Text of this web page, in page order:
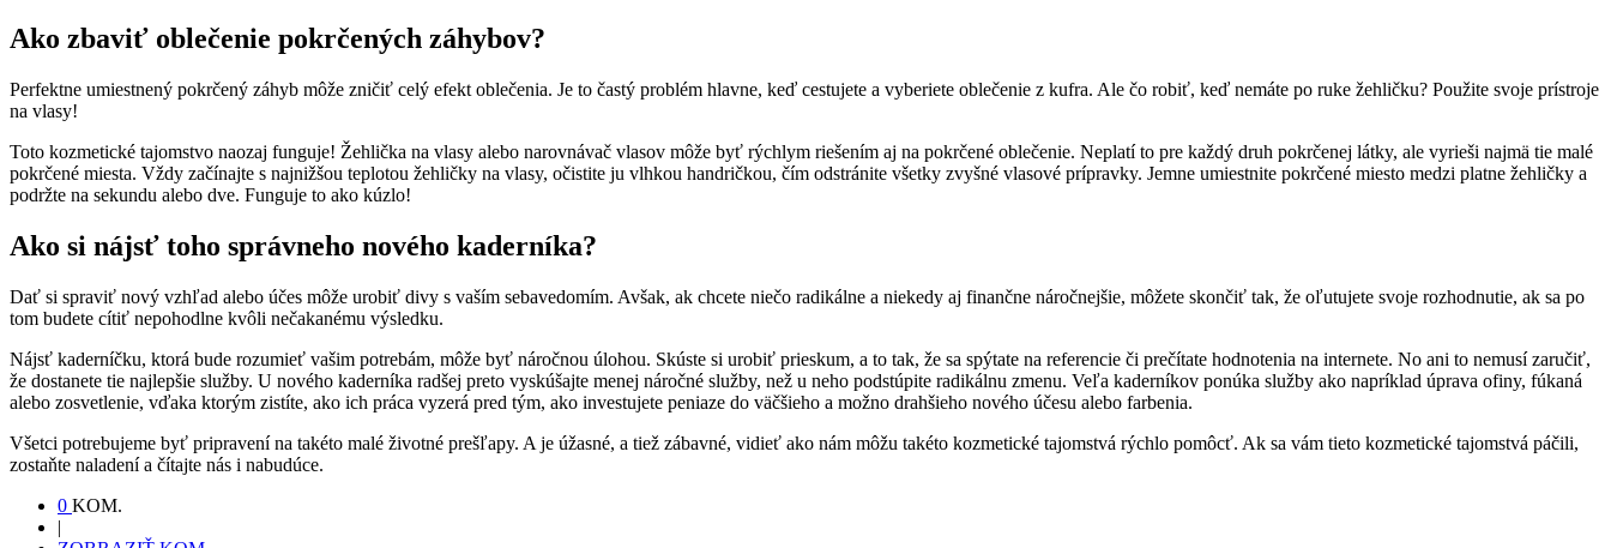
Ako zbaviť oblečenie pokrčených záhybov?
Perfektne umiestnený pokrčený záhyb môže zničiť celý efekt oblečenia. Je to častý problém hlavne, keď cestujete a vyberiete oblečenie z kufra. Ale čo robiť, keď nemáte po ruke žehličku? Použite svoje prístroje
na vlasy!
Toto kozmetické tajomstvo naozaj funguje! Žehlička na vlasy alebo narovnávač vlasov môže byť rýchlym riešením aj na pokrčené oblečenie. Neplatí to pre každý druh pokrčenej látky, ale vyrieši najmä tie malé
pokrčené miesta. Vždy začínajte s najnižšou teplotou žehličky na vlasy, očistite ju vlhkou handričkou, čím odstránite všetky zvyšné vlasové prípravky. Jemne umiestnite pokrčené miesto medzi platne žehličky a
podržte na sekundu alebo dve. Funguje to ako kúzlo!
Ako si nájsť toho správneho nového kaderníka?
Dať si spraviť nový vzhľad alebo účes môže urobiť divy s vaším sebavedomím. Avšak, ak chcete niečo radikálne a niekedy aj finančne náročnejšie, môžete skončiť tak, že oľutujete svoje rozhodnutie, ak sa po
tom budete cítiť nepohodlne kvôli nečakanému výsledku.
Nájsť kaderníčku, ktorá bude rozumieť vašim potrebám, môže byť náročnou úlohou. Skúste si urobiť prieskum, a to tak, že sa spýtate na referencie či prečítate hodnotenia na internete. No ani to nemusí zaručiť,
že dostanete tie najlepšie služby. U nového kaderníka radšej preto vyskúšajte menej náročné služby, než u neho podstúpite radikálnu zmenu. Veľa kaderníkov ponúka služby ako napríklad úprava ofiny, fúkaná
alebo zosvetlenie, vďaka ktorým zistíte, ako ich práca vyzerá pred tým, ako investujete peniaze do väčšieho a možno drahšieho nového účesu alebo farbenia.
Všetci potrebujeme byť pripravení na takéto malé životné prešľapy. A je úžasné, a tiež zábavné, vidieť ako nám môžu takéto kozmetické tajomstvá rýchlo pomôcť. Ak sa vám tieto kozmetické tajomstvá páčili,
zostaňte naladení a čítajte nás i nabudúce.
0 KOM.
|